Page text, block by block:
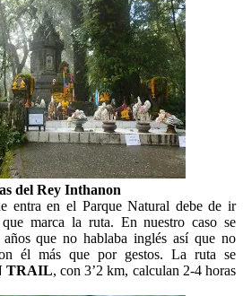
del Rey Inthanon
entra en el Parque Natural debe de ir
marca la ruta. En nuestro caso se
que no hablaba inglés así que no
él más que por gestos. La ruta se
TRAIL, con 3’2 km, calculan 2-4 horas